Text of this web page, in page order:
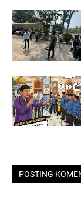
POSTING